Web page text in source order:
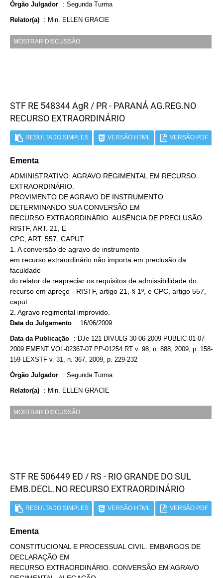
Órgão Julgador : Segunda Turma
Relator(a) : Min. ELLEN GRACIE
MOSTRAR DISCUSSÃO
STF RE 548344 AgR / PR - PARANÁ AG.REG.NO
RECURSO EXTRAORDINÁRIO
RESULTADO SIMPLES VERSÃO HTML VERSÃO PDF
Ementa
ADMINISTRATIVO. AGRAVO REGIMENTAL EM RECURSO
EXTRAORDINÁRIO.
PROVIMENTO DE AGRAVO DE INSTRUMENTO
DETERMINANDO SUA CONVERSÃO EM
RECURSO EXTRAORDINÁRIO. AUSÊNCIA DE PRECLUSÃO.
RISTF, ART. 21, E
CPC, ART. 557, CAPUT.
1. A conversão de agravo de instrumento
em recurso extraordinário não importa em preclusão da
faculdade
do relator de reapreciar os requisitos de admissibilidade do
recurso em apreço - RISTF, artigo 21, § 1º, e CPC, artigo 557,
caput.
2. Agravo regimental improvido.
Data do Julgamento : 16/06/2009
Data da Publicação : DJe-121 DIVULG 30-06-2009 PUBLIC 01-07-
2009 EMENT VOL-02367-07 PP-01254 RT v. 98, n. 888, 2009, p. 158-
159 LEXSTF v. 31, n. 367, 2009, p. 229-232
Órgão Julgador : Segunda Turma
Relator(a) : Min. ELLEN GRACIE
MOSTRAR DISCUSSÃO
STF RE 506449 ED / RS - RIO GRANDE DO SUL
EMB.DECL.NO RECURSO EXTRAORDINÁRIO
RESULTADO SIMPLES VERSÃO HTML VERSÃO PDF
Ementa
CONSTITUCIONAL E PROCESSUAL CIVIL. EMBARGOS DE
DECLARAÇÃO EM
RECURSO EXTRAORDINÁRIO. CONVERSÃO EM AGRAVO